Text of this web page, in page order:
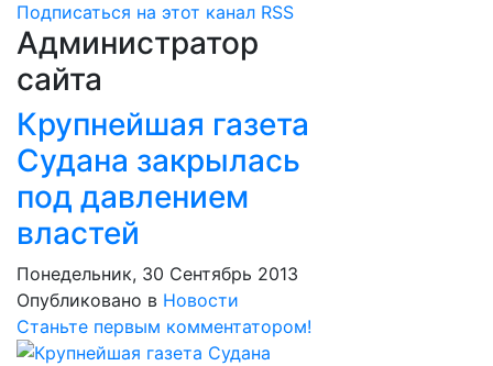
Подписаться на этот канал RSS
Администратор
сайта
Крупнейшая газета
Судана закрылась
под давлением
властей
Понедельник, 30 Сентябрь 2013
Опубликовано в Новости
Станьте первым комментатором!